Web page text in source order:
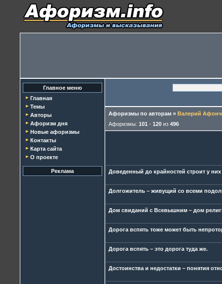
Главное меню
Главная
Темы
Авторы
Афоризм дня
Новые афоризмы
Контакты
Карта сайта
О проекте
Реклама
Афоризмы по авторам » Валерий
Афоризмы: 101 - 120 из 496
Доведенный до крайностей строит у
Долгожитель – живущий со всеми
Дом свиданий с Всевышним – дом
Дорога вспять тоже может быть
Дорога вспять – это дорога туда же.
Достоинства и недостатки – понятия